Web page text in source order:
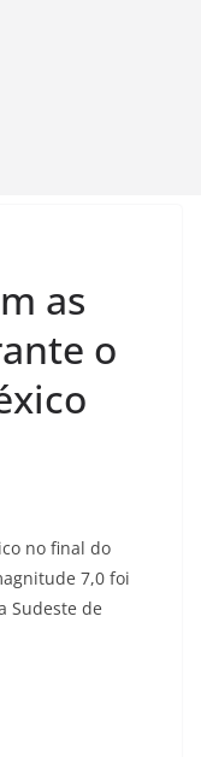
as
o
no final do
7,0 foi
Sudeste de